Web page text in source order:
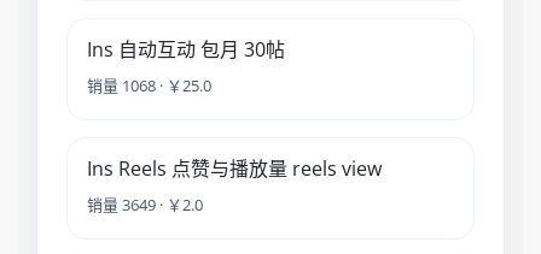
Ins 自动互动 包月 30帖
销量 1068 · ￥25.0
Ins Reels 点赞与播放量 reels view
销量 3649 · ￥2.0